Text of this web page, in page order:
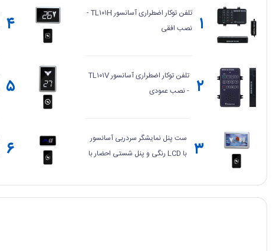
۱
تلفن توکار اضطراری آسانسور TL۱۰۱H -
نصب افقی
۲
تلفن توکار اضطراری آسانسور TL۱۰۱V
- نصب عمودی
۳
ست پنل نمایشگر سردربی آسانسور
با LCD رنگی و پنل شستی احضار با
۴
۵
۶